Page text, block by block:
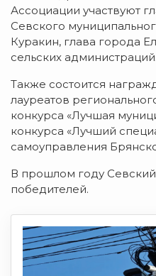
Ассоциации участвуют
Севского
Куракин, глава города
сельских администраций.
Также состоится
лауреатов
конкурса «Лучшая
конкурса «Лучший
самоуправления
В прошлом году
победителей.